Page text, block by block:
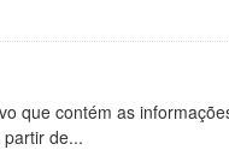
que contém as
de...